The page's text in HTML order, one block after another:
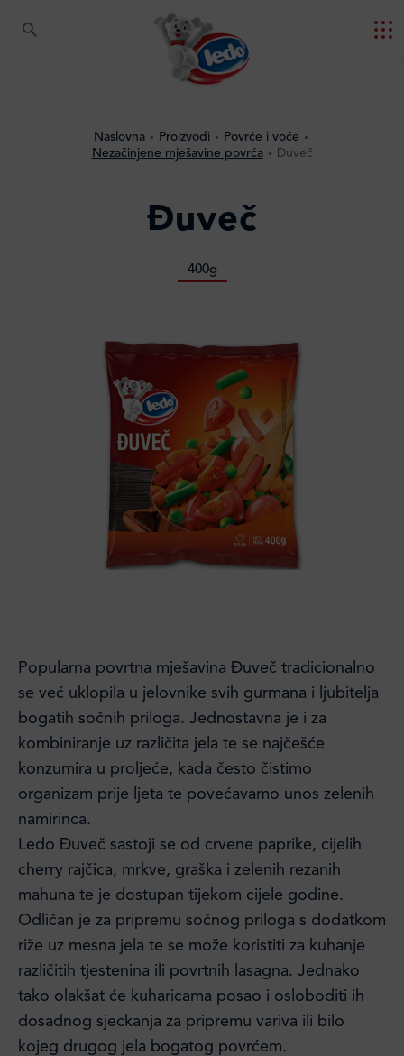
Naslovna Proizvodi
Povrće i voće
Nezačinjene mješavine povrća
Đuveč
Đuveč
400g
Popularna povrtna mješavina Đuveč tradicionalno
se već uklopila u jelovnike svih gurmana i ljubitelja
bogatih sočnih priloga. Jednostavna je i za
kombiniranje uz različita jela te se najčešće
konzumira u proljeće, kada često čistimo
organizam prije ljeta te povećavamo unos zelenih
namirinca.
Ledo Đuveč sastoji se od crvene paprike, cijelih
cherry rajčica, mrkve, graška i zelenih rezanih
mahuna te je dostupan tijekom cijele godine.
Odličan je za pripremu sočnog priloga s dodatkom
riže uz mesna jela te se može koristiti za kuhanje
različitih tjestenina ili povrtnih lasagna. Jednako
tako olakšat će kuharicama posao i osloboditi ih
dosadnog sjeckanja za pripremu variva ili bilo
kojeg drugog jela bogatog povrćem.